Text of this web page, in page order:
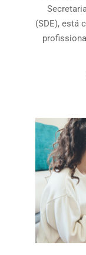
(SDE), está